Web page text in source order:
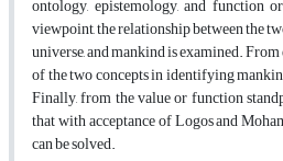
ontology, epistemology, and function
viewpoint, the relationship between the
universe, and mankind is examined.
of the two concepts in identifying
Finally, from the value or function
that with acceptance of Logos and
can be solved.